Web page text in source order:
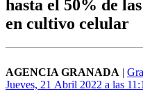
hasta el 50% de
en cultivo celular
AGENCIA GRANADA |
Jueves, 21 Abril 2022 a las